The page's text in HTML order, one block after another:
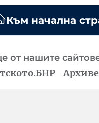
Към начална
от нашите